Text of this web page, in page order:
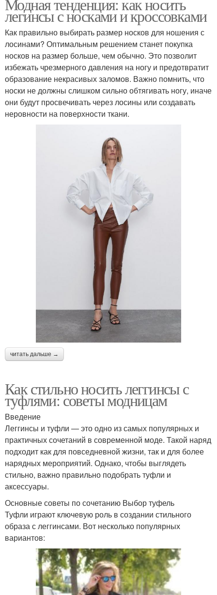
Модная тенденция: как носить
легинсы с носками и кроссовками
Как правильно выбирать размер носков для ношения с
лосинами? Оптимальным решением станет покупка
носков на размер больше, чем обычно. Это позволит
избежать чрезмерного давления на ногу и предотвратит
образование некрасивых заломов. Важно помнить, что
носки не должны слишком сильно обтягивать ногу, иначе
они будут просвечивать через лосины или создавать
неровности на поверхности ткани.
читать дальше →
Как стильно носить леггинсы с
туфлями: советы модницам
Введение
Леггинсы и туфли — это одно из самых популярных и
практичных сочетаний в современной моде. Такой наряд
подходит как для повседневной жизни, так и для более
нарядных мероприятий. Однако, чтобы выглядеть
стильно, важно правильно подобрать туфли и
аксессуары.
Основные советы по сочетанию Выбор туфель
Туфли играют ключевую роль в создании стильного
образа с леггинсами. Вот несколько популярных
вариантов: